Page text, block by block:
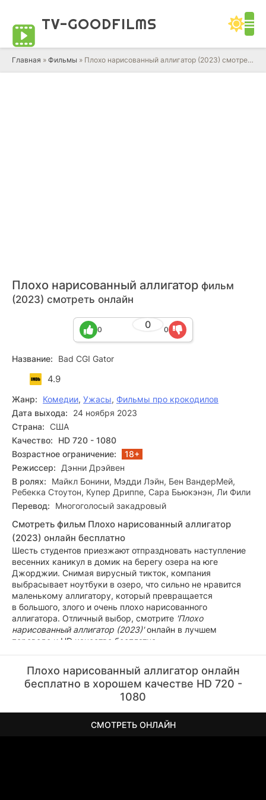
TV-GOODFILMS
Главная » Фильмы » Плохо нарисованный аллигатор (2023) смотреть онлайн фильм в HD качестве 720 - 1080 бесплатно
Плохо нарисованный аллигатор фильм
(2023) смотреть онлайн
0
0 0
Название: Bad CGI Gator
4.9
Жанр: Комедии, Ужасы, Фильмы про крокодилов
Дата выхода:
24 ноября 2023
Страна: США
Качество:
HD 720 - 1080
Возрастное ограничение:
18+
Режиссер:
Дэнни Дрэйвен
В ролях:
Майкл Бонини, Мэдди Лэйн, Бен ВандерМей,
Ребекка Стоутон, Купер Дриппе, Сара Бьюкэнэн, Ли Фили
Перевод:
Многоголосый закадровый
Смотреть фильм Плохо нарисованный аллигатор
(2023) онлайн бесплатно
Шесть студентов приезжают отпраздновать наступление
весенних каникул в домик на берегу озера на юге
Джорджии. Снимая вирусный тикток, компания
выбрасывает ноутбуки в озеро, что сильно не нравится
маленькому аллигатору, который превращается
в большого, злого и очень плохо нарисованного
аллигатора. Отличный выбор, смотрите 'Плохо
нарисованный аллигатор (2023)'онлайн в лучшем
переводе и HD качестве бесплатно.
Плохо нарисованный аллигатор онлайн
бесплатно в хорошем качестве HD 720 -
1080
СМОТРЕТЬ ОНЛАЙН